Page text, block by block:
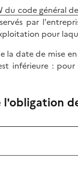
code général
par
pour
date de mise
inférieure :
l'obligation